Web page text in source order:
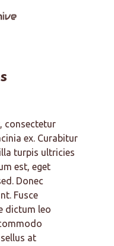
consectetur
ex. Curabitur
turpis ultricies
est, eget
Donec
Fusce
dictum leo
at